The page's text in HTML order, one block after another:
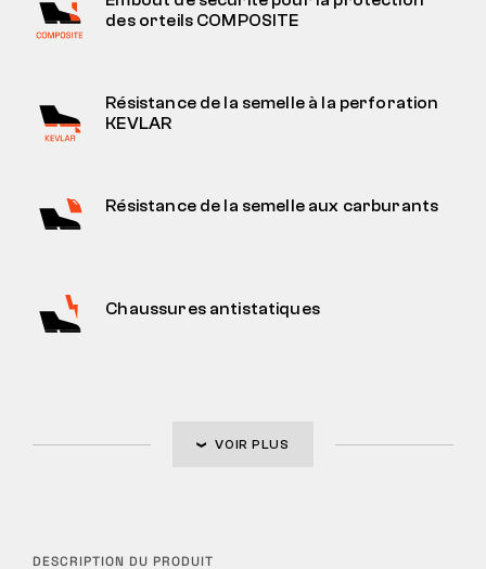
des orteils COMPOSITE
Résistance de la semelle à la perforation
KEVLAR
Résistance de la semelle aux carburants
Chaussures antistatiques
VOIR PLUS
DESCRIPTION DU PRODUIT